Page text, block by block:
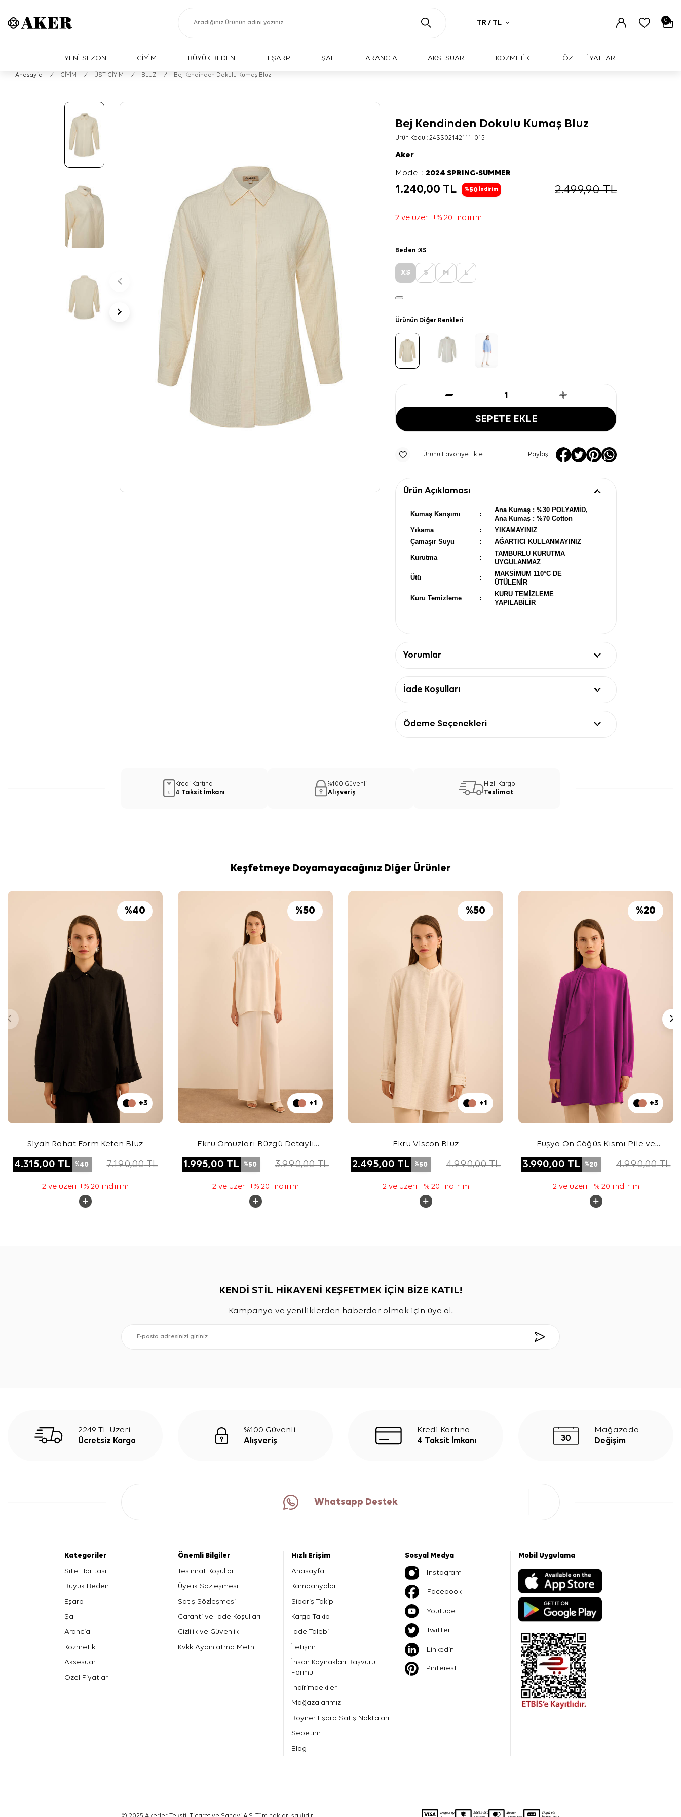
TR / TL 0
YENİ SEZON GİYİM BÜYÜK BEDEN EŞARP ŞAL ARANCIA AKSESUAR KOZMETİK ÖZEL FİYATLAR
Anasayfa / GİYİM / ÜST GİYİM / BLUZ / Bej Kendinden Dokulu Kumaş Bluz
Bej Kendinden Dokulu Kumaş Bluz
Ürün Kodu :24SS02142111_015
Aker
Model :2024 SPRING-SUMMER
1.240,00 TL %50 İndirim 2.499,90TL
2 ve üzeri +% 20 indirim
Beden :XS
XS S M L
Ürünün Diğer Renkleri
SEPETE EKLE
Ürünü Favoriye Ekle Paylaş
Ürün Açıklaması
Kumaş Karışımı :
Ana Kumaş : %30 POLYAMİD,
Ana Kumaş : %70 Cotton
Yıkama
:
YIKAMAYINIZ
Çamaşır Suyu
: AĞARTICI KULLANMAYINIZ
Kurutma :
TAMBURLU KURUTMA
UYGULANMAZ
Ütü :
MAKSİMUM 110°C DE
ÜTÜLENİR
Kuru Temizleme :
KURU TEMİZLEME
YAPILABİLİR
Yorumlar
İade Koşulları
Ödeme Seçenekleri
Kredi Kartına
4 Taksit İmkanı
%100 Güvenli
Alışveriş
Hızlı Kargo
Teslimat
Keşfetmeye Doyamayacağınız Diğer Ürünler
%40
+3
Siyah Rahat Form Keten Bluz
4.315,00 TL %40 7.190,00TL
2 ve üzeri +% 20 indirim
%50
+1
Ekru Omuzları Büzgü Detaylı
1.995,00 TL %50 3.990,00TL
2 ve üzeri +% 20 indirim
%50
+1
Ekru Viscon Bluz
2.495,00 TL %50 4.990,00TL
2 ve üzeri +% 20 indirim
%20
+3
Fuşya Ön Göğüs Kısmı Pile ve
3.990,00 TL %20 4.990,00TL
2 ve üzeri +% 20 indirim
KENDİ STİL HİKAYENİ KEŞFETMEK İÇİN BİZE KATIL!
Kampanya ve yeniliklerden haberdar olmak için üye ol.
2249 TL Üzeri
Ücretsiz Kargo
%100 Güvenli
Alışveriş
Kredi Kartına
4 Taksit İmkanı
Mağazada
Değişim
Whatsapp Destek
Kategoriler
Site Haritası
Büyük Beden
Eşarp
Şal
Arancia
Kozmetik
Aksesuar
Özel Fiyatlar
Önemli Bilgiler
Teslimat Koşulları
Üyelik Sözleşmesi
Satış Sözleşmesi
Garanti ve İade Koşulları
Gizlilik ve Güvenlik
Kvkk Aydınlatma Metni
Hızlı Erişim
Anasayfa
Kampanyalar
Sipariş Takip
Kargo Takip
İade Talebi
İletişim
İnsan Kaynakları Başvuru
Formu
İndirimdekiler
Mağazalarımız
Boyner Eşarp Satış Noktaları
Sepetim
Blog
Sosyal Medya
İnstagram
Facebook
Youtube
Twitter
Linkedin
Pinterest
Mobil Uygulama